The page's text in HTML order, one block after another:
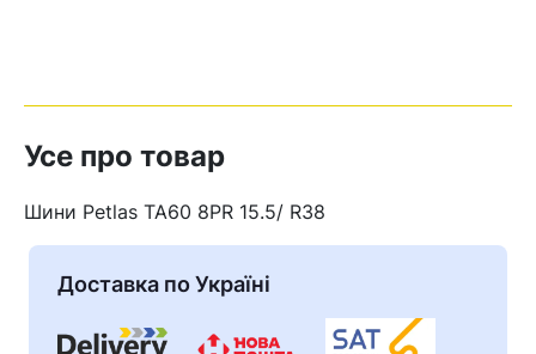
Усе про товар
Шини Petlas TA60 8PR 15.5/ R38
Доставка по Україні